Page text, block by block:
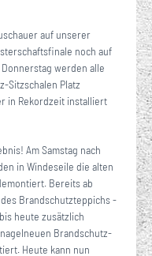
auf unserer
noch auf
werden alle
Sitzschalen Platz
in Rekordzeit installiert
Am Samstag nach
in Windeseile die alten
Bereits ab
Brandschutzteppichs -
heute zusätzlich
Brandschutz-
Heute kann nun